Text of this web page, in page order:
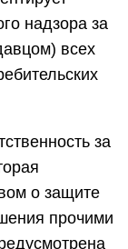
надзора за
всех
за
о защите
прочими